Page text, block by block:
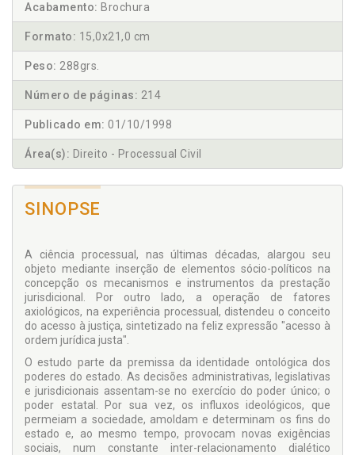
Acabamento: Brochura
Formato: 15,0x21,0 cm
Peso: 288grs.
Número de páginas: 214
Publicado em: 01/10/1998
Área(s): Direito - Processual Civil
SINOPSE
A ciência processual, nas últimas décadas, alargou seu
objeto mediante inserção de elementos sócio-políticos na
concepção os mecanismos e instrumentos da prestação
jurisdicional. Por outro lado, a operação de fatores
axiológicos, na experiência processual, distendeu o conceito
do acesso à justiça, sintetizado na feliz expressão "acesso à
ordem jurídica justa".
O estudo parte da premissa da identidade ontológica dos
poderes do estado. As decisões administrativas, legislativas
e jurisdicionais assentam-se no exercício do poder único; o
poder estatal. Por sua vez, os influxos ideológicos, que
permeiam a sociedade, amoldam e determinam os fins do
estado e, ao mesmo tempo, provocam novas exigências
sociais, num constante inter-relacionamento dialético